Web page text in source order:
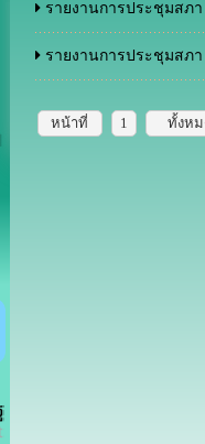
รายงานการประชุมสภ
รายงานการประชุมส
หน้าที่ 1 ทั้งห